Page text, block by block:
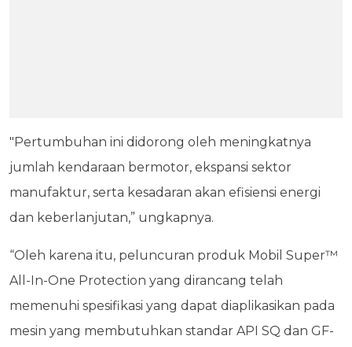
"Pertumbuhan ini didorong oleh meningkatnya
jumlah kendaraan bermotor, ekspansi sektor
manufaktur, serta kesadaran akan efisiensi energi
dan keberlanjutan,” ungkapnya.
“Oleh karena itu, peluncuran produk Mobil Super™
All-In-One Protection yang dirancang telah
memenuhi spesifikasi yang dapat diaplikasikan pada
mesin yang membutuhkan standar API SQ dan GF-